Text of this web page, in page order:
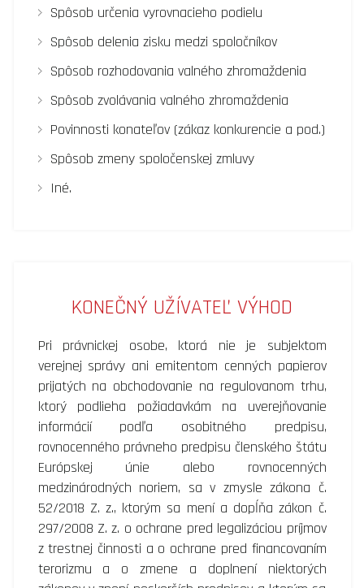
Spôsob určenia vyrovnacieho podielu
Spôsob delenia zisku medzi spoločníkov
Spôsob rozhodovania valného zhromaždenia
Spôsob zvolávania valného zhromaždenia
Povinnosti konateľov (zákaz konkurencie a pod.)
Spôsob zmeny spoločenskej zmluvy
Iné.
KONEČNÝ UŽÍVATEĽ VÝHOD
Pri právnickej osobe, ktorá nie je subjektom
verejnej správy ani emitentom cenných papierov
prijatých na obchodovanie na regulovanom trhu,
ktorý podlieha požiadavkám na uverejňovanie
informácií podľa osobitného predpisu,
rovnocenného právneho predpisu členského štátu
Európskej únie alebo rovnocenných
medzinárodných noriem, sa v zmysle zákona č.
52/2018 Z. z., ktorým sa mení a dopĺňa zákon č.
297/2008 Z. z. o ochrane pred legalizáciou príjmov
z trestnej činnosti a o ochrane pred financovaním
terorizmu a o zmene a doplnení niektorých